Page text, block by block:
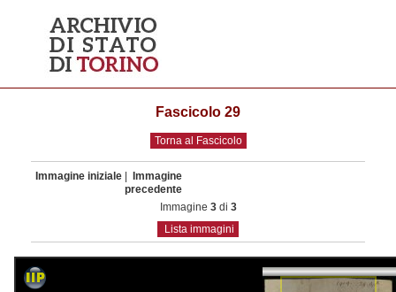
Fascicolo 29
Torna al Fascicolo
Immagine iniziale
Immagine
precedente
Immagine 3di 3
Lista immagini